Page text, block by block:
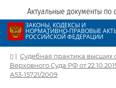
Актуальные документы по
ЗАКОНЫ, КОДЕКСЫ И
НОРМАТИВНО-ПРАВОВЫЕ
РОССИЙСКОЙ ФЕДЕРАЦИИ
| Судебная практика высших
Верховного Суда РФ от
А53-15721/2009